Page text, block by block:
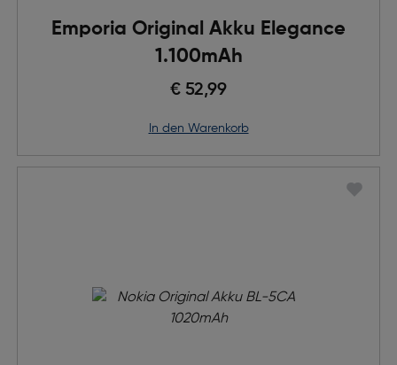
Emporia Original Akku Elegance
1.100mAh
€ 52,99
in den Warenkorb